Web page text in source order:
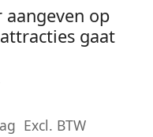
op
gaat
Excl. BTW